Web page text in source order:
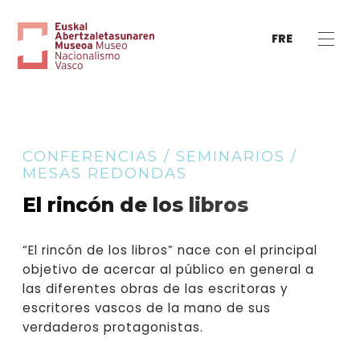
FRE
CONFERENCIAS / SEMINARIOS /
MESAS REDONDAS
El rincón de los libros
“El rincón de los libros” nace con el principal
objetivo de acercar al público en general a
las diferentes obras de las escritoras y
escritores vascos de la mano de sus
verdaderos protagonistas.